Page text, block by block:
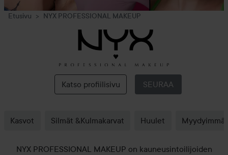
Etusivu NYX PROFESSIONAL MAKEUP
NYX
PROFESSIONAL
MAKEUP
Katso profiilisivu SEURAA
Kasvot Silmät &Kulmakarvat Huulet Myydyimmät
NYX PROFESSIONAL MAKEUP on kauneusintoilijoiden